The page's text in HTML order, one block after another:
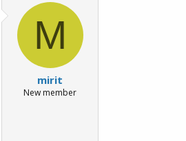
M
mirit
New member